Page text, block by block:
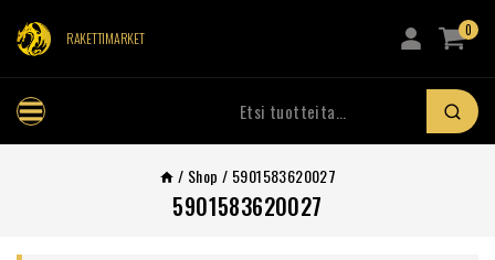
RAKETTIMARKET 0
/ Shop / 5901583620027
5901583620027